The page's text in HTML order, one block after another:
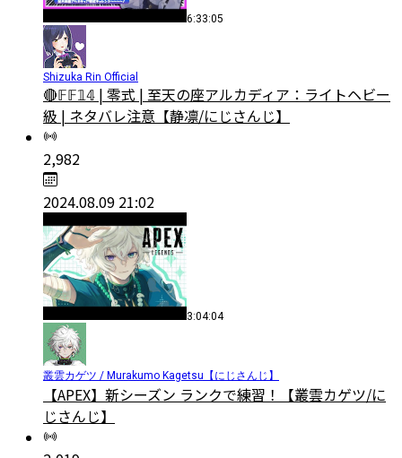
6:33:05
Shizuka Rin Official
🔴𝔽𝔽𝟙𝟜 | 零式 | 至天の座アルカディア：ライトヘビー
級 | ネタバレ注意【静凛/にじさんじ】
2,982
2024.08.09 21:02
3:04:04
叢雲カゲツ / Murakumo Kagetsu【にじさんじ】
【APEX】新シーズン ランクで練習！【叢雲カゲツ/に
じさんじ】